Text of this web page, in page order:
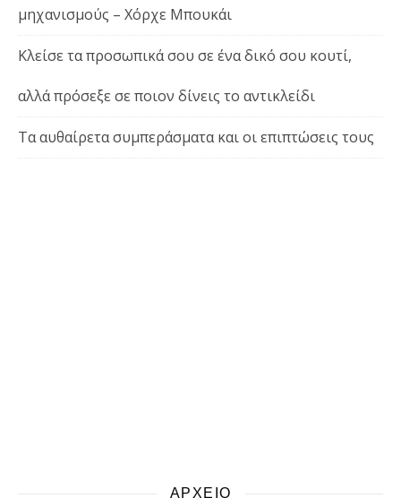
μηχανισμούς – Χόρχε Μπουκάι
Κλείσε τα προσωπικά σου σε ένα δικό σου κουτί,
αλλά πρόσεξε σε ποιον δίνεις το αντικλείδι
Τα αυθαίρετα συμπεράσματα και οι επιπτώσεις τους
ΑΡΧΕΙΟ